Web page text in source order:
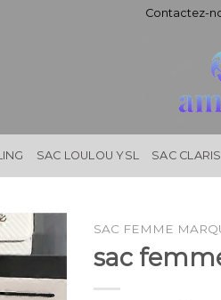
Contactez-
SAC LOULOU YSL SAC
SAC FEMME
sac